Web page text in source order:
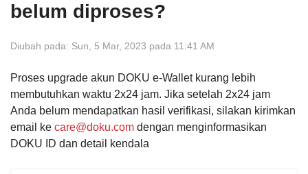
belum diproses?
Diubah pada: Sun, 5 Mar, 2023 pada 11:41 AM
Proses upgrade akun DOKU e-Wallet kurang lebih
membutuhkan waktu 2x24 jam. Jika setelah 2x24 jam
Anda belum mendapatkan hasil verifikasi, silakan kirimkan
email ke care@doku.com dengan menginformasikan
DOKU ID dan detail kendala